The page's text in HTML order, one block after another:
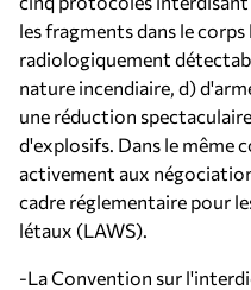
les fragments dans le
radiologiquement
nature incendiaire, d)
une réduction
d'explosifs. Dans le même
activement aux
cadre réglementaire pour
létaux (LAWS).
-La Convention sur